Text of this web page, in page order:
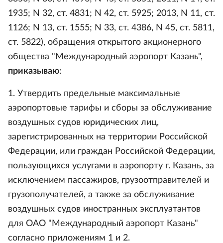
1935; N 32, ст. 4831; N 42, ст. 5925; 2013, N 11, ст.
1126; N 13, ст. 1555; N 33, ст. 4386, N 45, ст. 5811,
ст. 5822), обращения открытого акционерного
общества "Международный аэропорт Казань",
приказываю:
1. Утвердить предельные максимальные
аэропортовые тарифы и сборы за обслуживание
воздушных судов юридических лиц,
зарегистрированных на территории Российской
Федерации, или граждан Российской Федерации,
пользующихся услугами в аэропорту г. Казань, за
исключением пассажиров, грузоотправителей и
грузополучателей, а также за обслуживание
воздушных судов иностранных эксплуатантов
для ОАО "Международный аэропорт Казань"
согласно приложениям 1 и 2.